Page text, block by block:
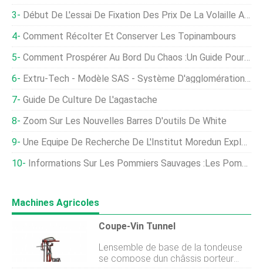
Début De L'essai De Fixation Des Prix De La Volaille Aux États-Unis
Comment Récolter Et Conserver Les Topinambours
Comment Prospérer Au Bord Du Chaos :un Guide Pour Les Agriculteurs
Extru-Tech - Modèle SAS - Système D'agglomération Sphere-Izer
Guide De Culture De L'agastache
Zoom Sur Les Nouvelles Barres D'outils De White
Une Équipe De Recherche De L'Institut Moredun Explore Les Acariens Rouges Chez Les Volailles
Informations Sur Les Pommiers Sauvages :les Pommiers Poussent-Ils À L'état Sauvage
Machines Agricoles
Coupe-Vin Tunnel
Lensemble de base de la tondeuse
se compose dun châssis porteur